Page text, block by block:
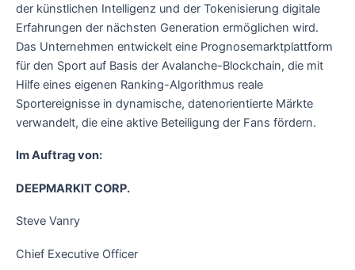
der künstlichen Intelligenz und der Tokenisierung digitale
Erfahrungen der nächsten Generation ermöglichen wird.
Das Unternehmen entwickelt eine Prognosemarktplattform
für den Sport auf Basis der Avalanche-Blockchain, die mit
Hilfe eines eigenen Ranking-Algorithmus reale
Sportereignisse in dynamische, datenorientierte Märkte
verwandelt, die eine aktive Beteiligung der Fans fördern.
Im Auftrag von:
DEEPMARKIT CORP.
Steve Vanry
Chief Executive Officer